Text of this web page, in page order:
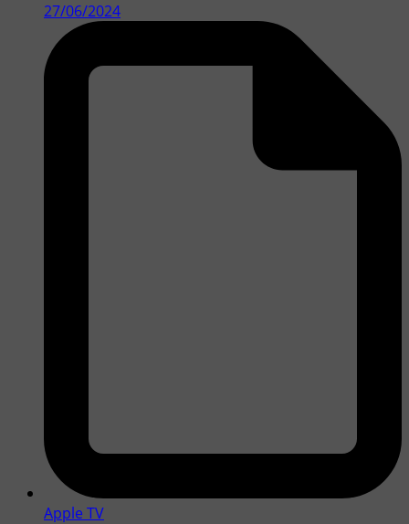
27/06/2024
Apple TV